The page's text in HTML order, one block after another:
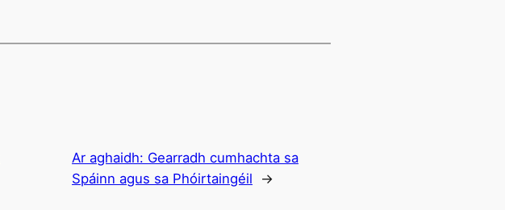
Ar aghaidh: Gearradh cumhachta sa
Spáinn agus sa Phóirtaingéil
→